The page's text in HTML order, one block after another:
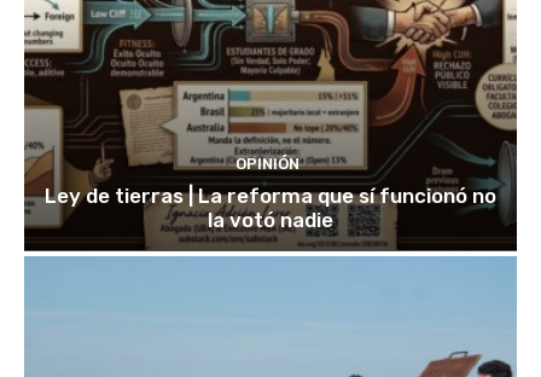
OPINIÓN
Ley de tierras | La reforma que sí funcionó no
la votó nadie